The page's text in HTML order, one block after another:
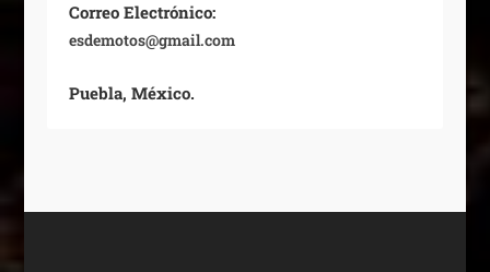
Correo Electrónico:
esdemotos@gmail.com
Puebla, México.